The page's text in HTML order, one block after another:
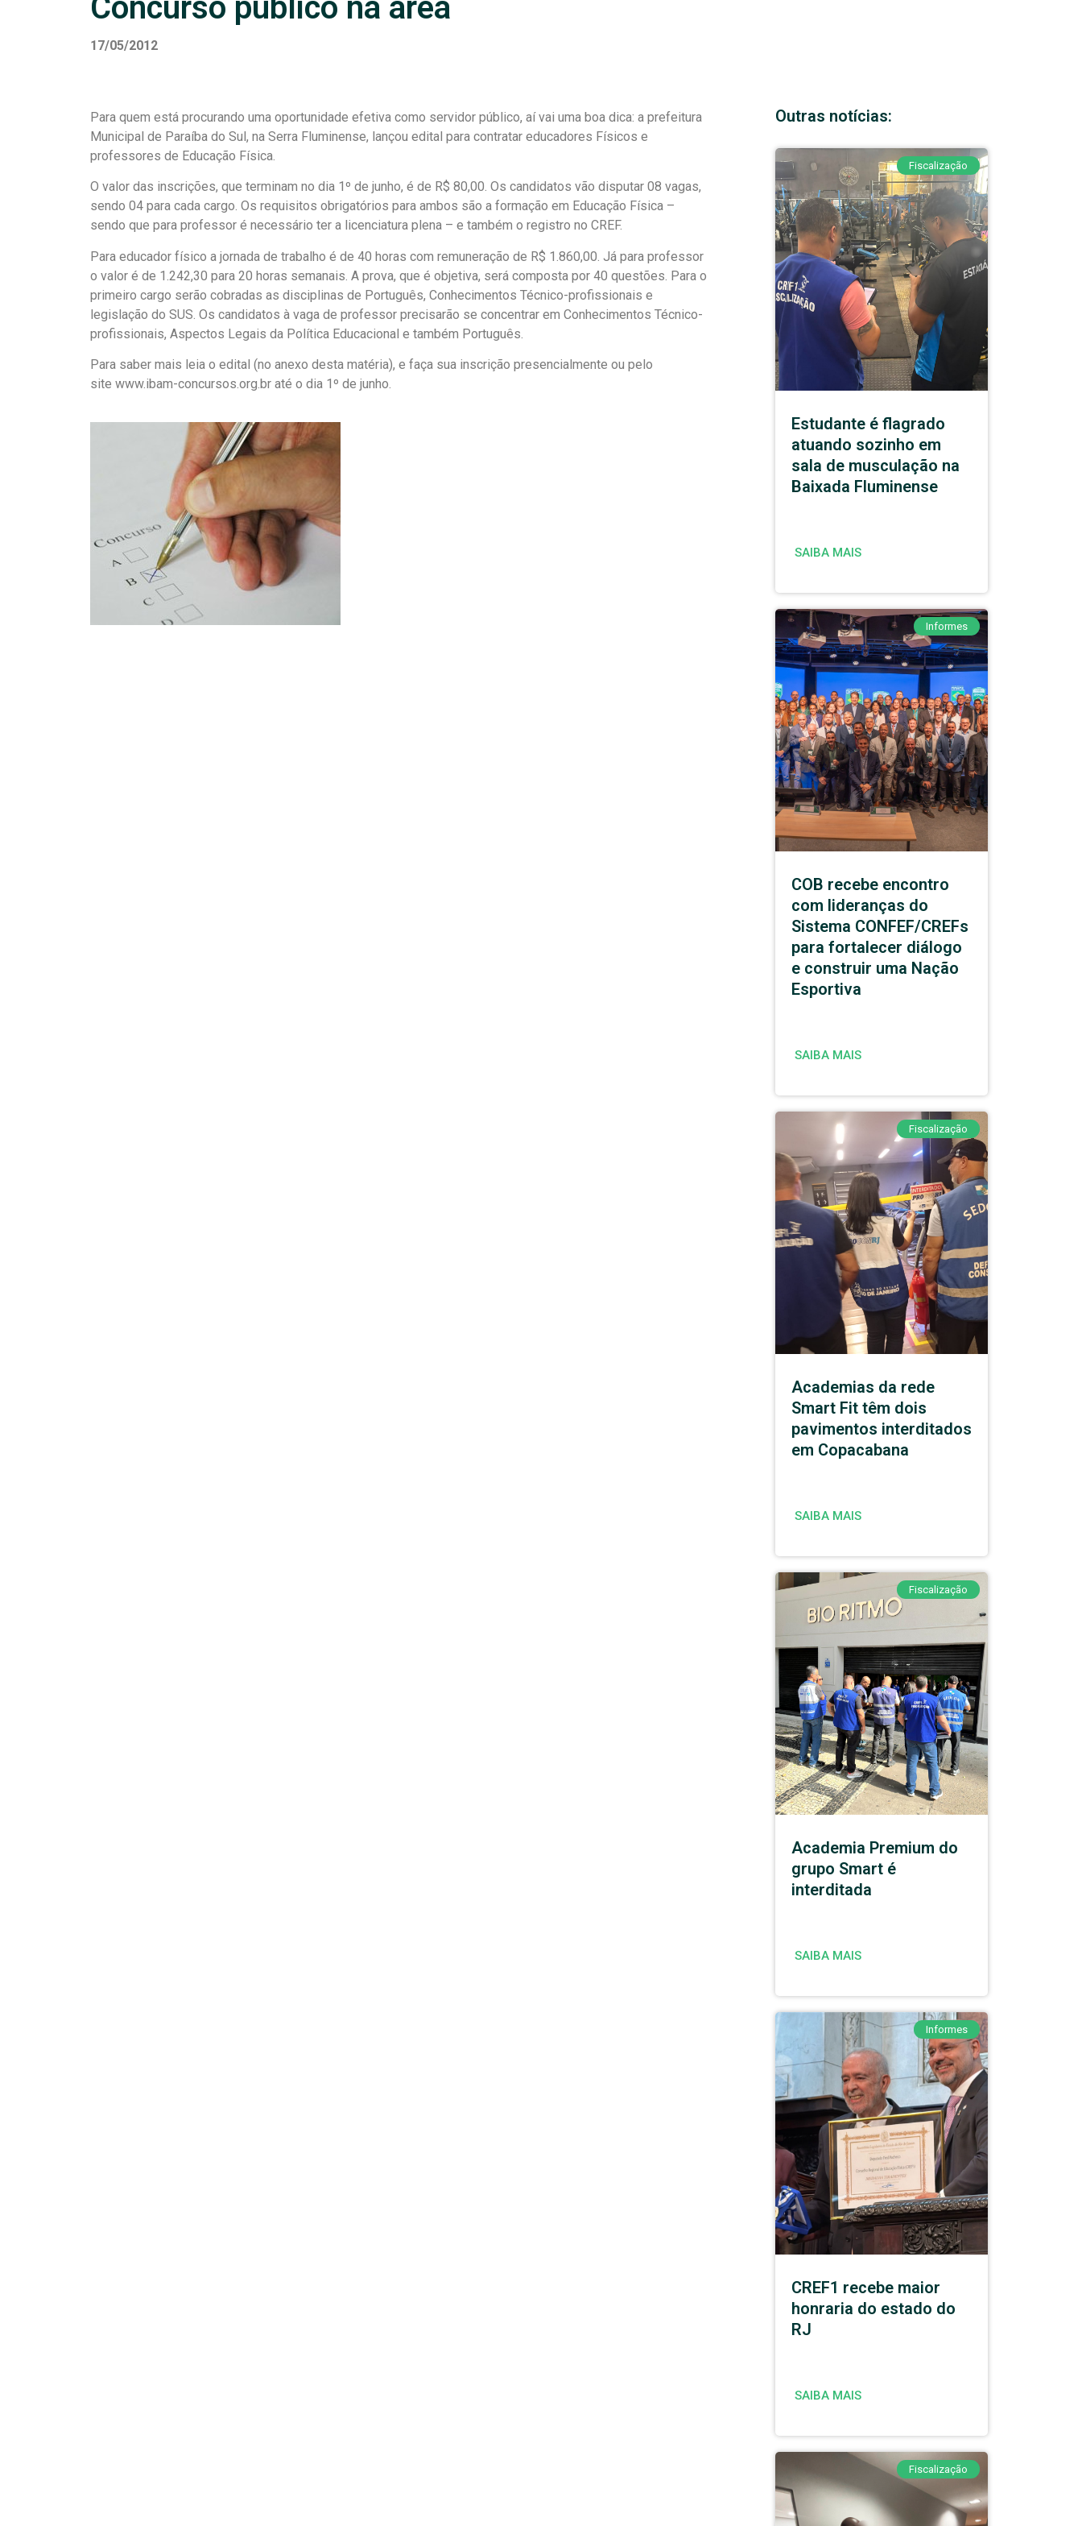
Concurso público na área
17/05/2012
Para quem está procurando uma oportunidade efetiva como servidor público, aí vai uma boa dica: a prefeitura
Municipal de Paraíba do Sul, na Serra Fluminense, lançou edital para contratar educadores Físicos e
professores de Educação Física.
O valor das inscrições, que terminam no dia 1º de junho, é de R$ 80,00. Os candidatos vão disputar 08 vagas,
sendo 04 para cada cargo. Os requisitos obrigatórios para ambos são a formação em Educação Física –
sendo que para professor é necessário ter a licenciatura plena – e também o registro no CREF.
Para educador físico a jornada de trabalho é de 40 horas com remuneração de R$ 1.860,00. Já para professor
o valor é de 1.242,30 para 20 horas semanais. A prova, que é objetiva, será composta por 40 questões. Para o
primeiro cargo serão cobradas as disciplinas de Português, Conhecimentos Técnico-profissionais e
legislação do SUS. Os candidatos à vaga de professor precisarão se concentrar em Conhecimentos Técnico-
profissionais, Aspectos Legais da Política Educacional e também Português.
Para saber mais leia o edital (no anexo desta matéria), e faça sua inscrição presencialmente ou pelo
site www.ibam-concursos.org.br até o dia 1º de junho.
Outras notícias:
Fiscalização
Estudante é flagrado
atuando sozinho em
sala de musculação na
Baixada Fluminense
SAIBA MAIS
Informes
COB recebe encontro
com lideranças do
Sistema CONFEF/CREFs
para fortalecer diálogo
e construir uma Nação
Esportiva
SAIBA MAIS
Fiscalização
Academias da rede
Smart Fit têm dois
pavimentos interditados
em Copacabana
SAIBA MAIS
Fiscalização
Academia Premium do
grupo Smart é
interditada
SAIBA MAIS
Informes
CREF1 recebe maior
honraria do estado do
RJ
SAIBA MAIS
Fiscalização